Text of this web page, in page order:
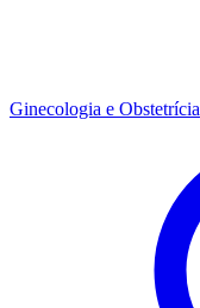
Ginecologia e Obstetrícia